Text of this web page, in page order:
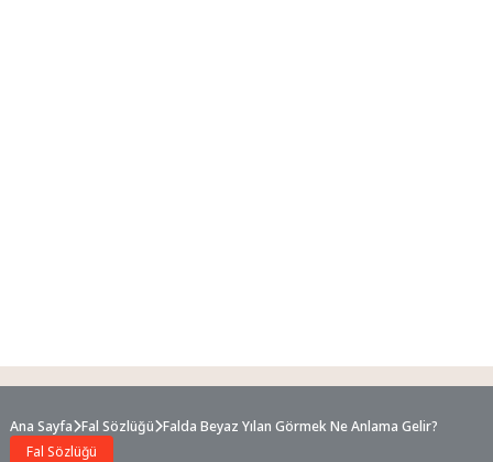
Ana Sayfa Fal Sözlüğü Falda Beyaz Yılan Görmek Ne Anlama Gelir?
Fal Sözlüğü